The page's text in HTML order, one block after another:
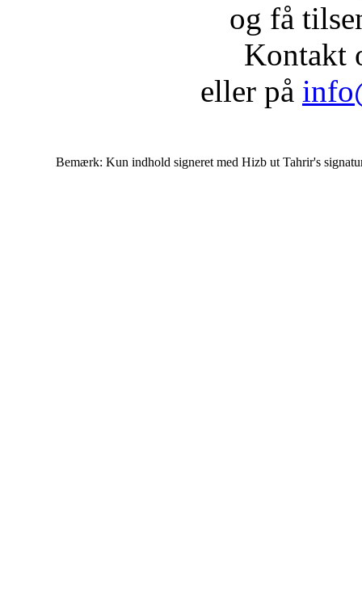
og få
Kontakt
eller på
Bemærk: Kun indhold signeret med Hizb ut Tahrir's